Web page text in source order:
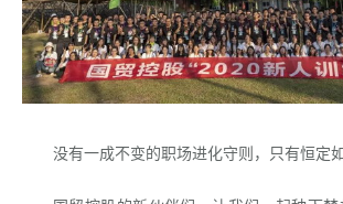
没有一成不变的职场进化守则，只有恒定